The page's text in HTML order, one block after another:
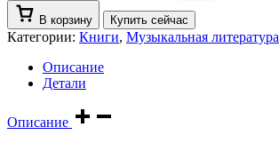
В корзину Купить сейчас
Категории: Книги, Музыкальная литература
Описание
Детали
Описание